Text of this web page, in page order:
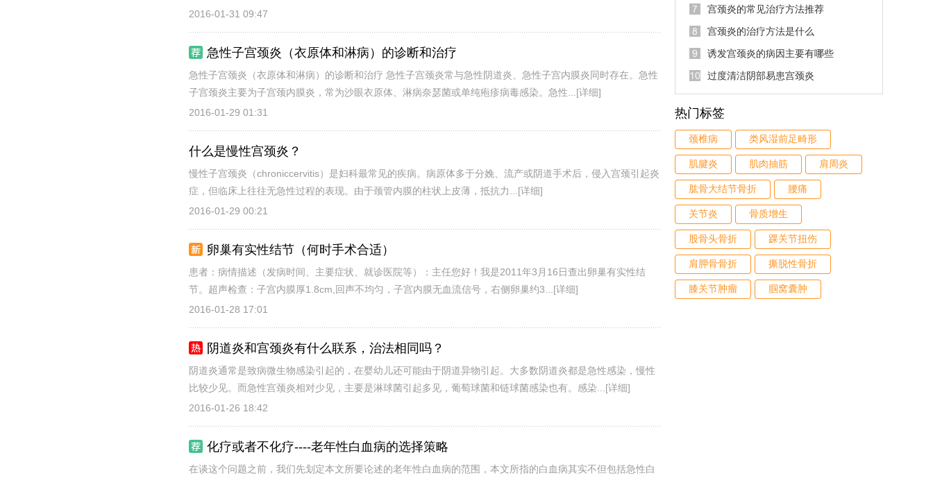
2016-01-31 09:47
急性子宫颈炎（衣原体和淋病）的诊断和治疗
急性子宫颈炎（衣原体和淋病）的诊断和治疗 急性子宫颈炎常与急性阴道炎、急性子宫内膜炎同时存在。急性
子宫颈炎主要为子宫颈内膜炎，常为沙眼衣原体、淋病奈瑟菌或单纯疱疹病毒感染。急性... [详细]
2016-01-29 01:31
什么是慢性宫颈炎？
慢性子宫颈炎（chroniccervitis）是妇科最常见的疾病。病原体多于分娩、流产或阴道手术后，侵入宫颈引起炎
症，但临床上往往无急性过程的表现。由于颈管内膜的柱状上皮薄，抵抗力... [详细]
2016-01-29 00:21
卵巢有实性结节（何时手术合适）
患者：病情描述（发病时间、主要症状、就诊医院等）：主任您好！我是2011年3月16日查出卵巢有实性结
节。超声检查：子宫内膜厚1.8cm,回声不均匀，子宫内膜无血流信号，右侧卵巢约3... [详细]
2016-01-28 17:01
阴道炎和宫颈炎有什么联系，治法相同吗？
阴道炎通常是致病微生物感染引起的，在婴幼儿还可能由于阴道异物引起。大多数阴道炎都是急性感染，慢性
比较少见。而急性宫颈炎相对少见，主要是淋球菌引起多见，葡萄球菌和链球菌感染也有。感染... [详细]
2016-01-26 18:42
化疗或者不化疗----老年性白血病的选择策略
在谈这个问题之前，我们先划定本文所要论述的老年性白血病的范围，本文所指的白血病其实不但包括急性白
宫颈炎的常见治疗方法推荐
宫颈炎的治疗方法是什么
诱发宫颈炎的病因主要有哪些
过度清洁阴部易患宫颈炎
热门标签
颈椎病 类风湿前足畸形
肌腱炎 肌肉抽筋 肩周炎
肱骨大结节骨折 腰痛
关节炎 骨质增生
股骨头骨折 踝关节扭伤
肩胛骨骨折 撕脱性骨折
膝关节肿瘤 腘窝囊肿